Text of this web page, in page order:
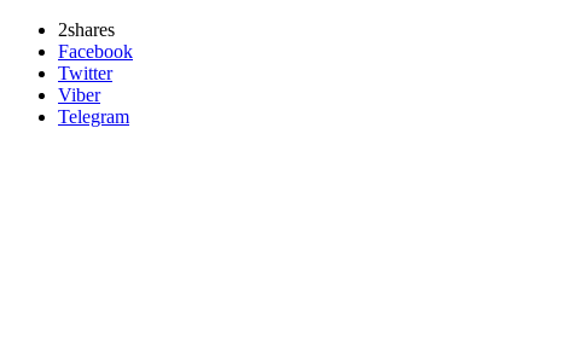
2shares
Facebook
Twitter
Viber
Telegram